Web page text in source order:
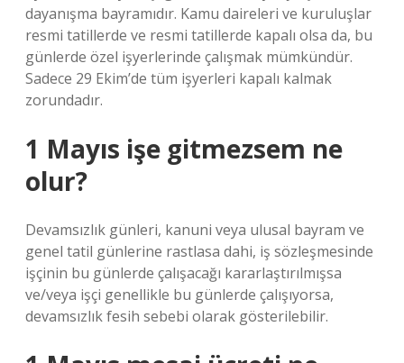
dayanışma bayramıdır. Kamu daireleri ve kuruluşlar
resmi tatillerde ve resmi tatillerde kapalı olsa da, bu
günlerde özel işyerlerinde çalışmak mümkündür.
Sadece 29 Ekim’de tüm işyerleri kapalı kalmak
zorundadır.
1 Mayıs işe gitmezsem ne
olur?
Devamsızlık günleri, kanuni veya ulusal bayram ve
genel tatil günlerine rastlasa dahi, iş sözleşmesinde
işçinin bu günlerde çalışacağı kararlaştırılmışsa
ve/veya işçi genellikle bu günlerde çalışıyorsa,
devamsızlık fesih sebebi olarak gösterilebilir.